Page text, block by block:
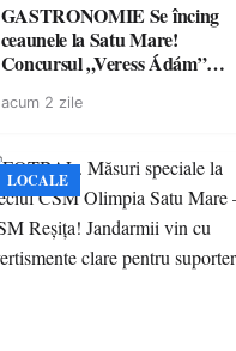
GASTRONOMIE Se încing
ceaunele la Satu Mare!
Concursul „Veress Ádám”
spectaculoase, premii și un jurat
acum 2 zile
LOCALE